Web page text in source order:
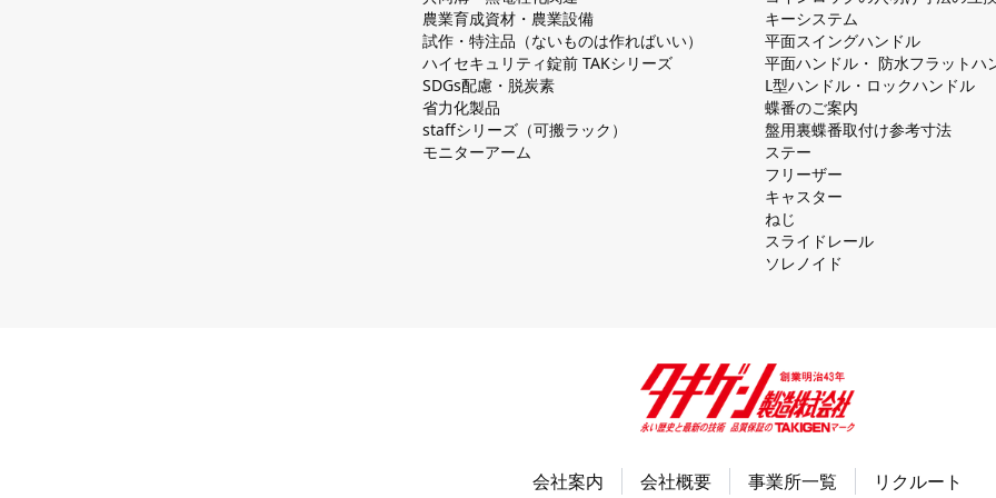
農業育成資材・農業設備
試作・特注品（ないものは作ればいい）
ハイセキュリティ錠前 TAKシリーズ
SDGs配慮・脱炭素
省力化製品
staffシリーズ（可搬ラック）
モニターアーム
キーシステム
平⾯スイングハンドル
平⾯ハンドル・ 防⽔フラットハ
L型ハンドル・ロックハンドル
蝶番のご案内
盤⽤裏蝶番取付け参考⼨法
ステー
フリーザー
キャスター
ねじ
スライドレール
ソレノイド
会社案内 会社概要 事業所一覧 リクルート